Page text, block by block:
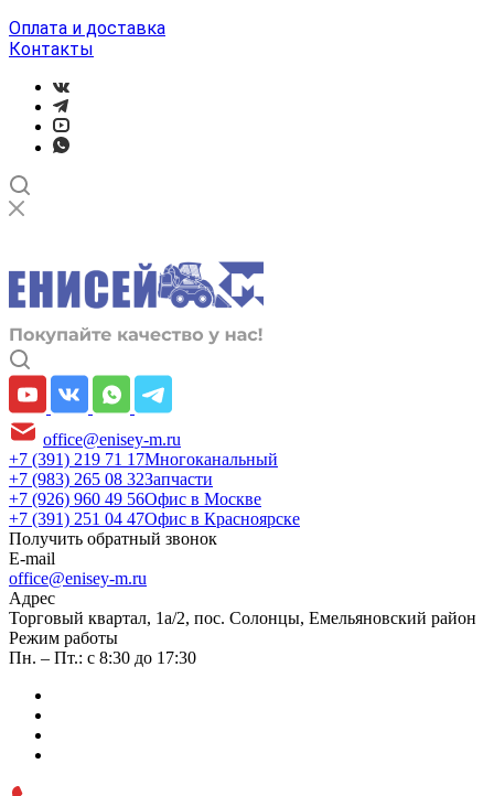
Оплата и доставка
Контакты
office@enisey-m.ru
+7 (391) 219 71 17Многоканальный
+7 (983) 265 08 32Запчасти
+7 (926) 960 49 56Офис в Москве
+7 (391) 251 04 47Офис в Красноярске
Получить обратный звонок
E-mail
office@enisey-m.ru
Адрес
​Торговый квартал, 1а/2, пос. Солонцы, Емельяновский район
Режим работы
Пн. – Пт.: с 8:30 до 17:30